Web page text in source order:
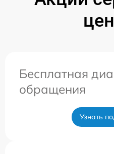
Бесплатная
обращения
Узнать